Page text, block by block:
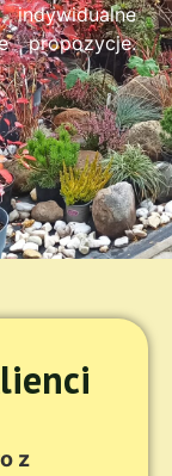
propozycje.
z